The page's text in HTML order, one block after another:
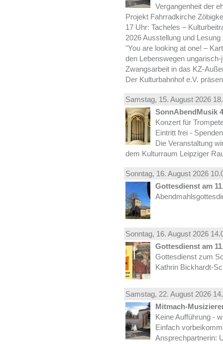
Vergangenheit der
Projekt Fahrradkirche
17 Uhr: Tacheles –
2026 Ausstellung und Lesung
"You are looking at one! –
den Lebenswegen
Zwangsarbeit in das KZ-
Der Kulturbahnhof e.V.
Samstag, 15. August 2026
SonnAbendMusik 4
Konzert für
Eintritt frei -
Die Veranstaltung
dem Kulturraum Leipziger
Sonntag, 16. August 2026
Gottesdienst am
Sonntag, 16. August 2026
Gottesdienst am
Gottesdienst zum
Kathrin Bickhardt-
Samstag, 22. August 2026
Mitmach-
Keine Aufführung -
Einfach
Ansprechpartnerin: